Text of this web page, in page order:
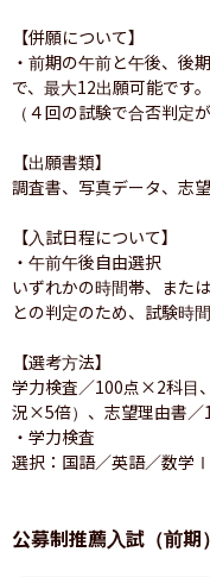
【併願について】
・前期の午前と午後、後
で、最大12出願可能です。
（４回の試験で合否判定
【出願書類】
調査書、写真データ、志
【入試日程について】
・午前午後自由選択
いずれかの時間帯、また
との判定のため、試験時
【選考方法】
学力検査／100点×2科目
況×5倍）、志望理由書／
・学力検査
選択：国語／英語／数学
公募制推薦入試（前